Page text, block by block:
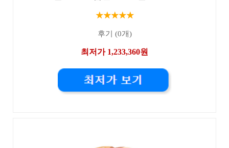
★★★★★
후기 (0개)
최저가 1,233,360원